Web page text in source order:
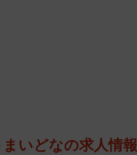
まいどなの求人情報